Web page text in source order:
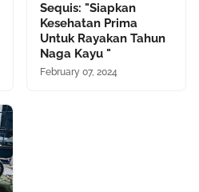
Sequis: "Siapkan
Kesehatan Prima
Untuk Rayakan Tahun
Naga Kayu "
February 07, 2024